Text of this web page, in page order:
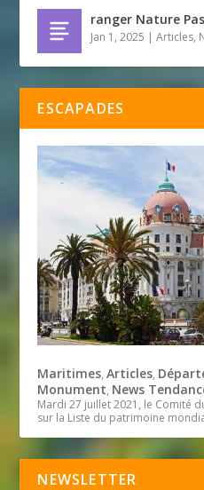
ranger Nature
Jan 1, 2025 |Articles,
ESCAPADES
Maritimes,Articles,
Monument, News
Mardi 27 juillet 2021, le Comité
sur la Liste du patrimoine
NEWSLETTER